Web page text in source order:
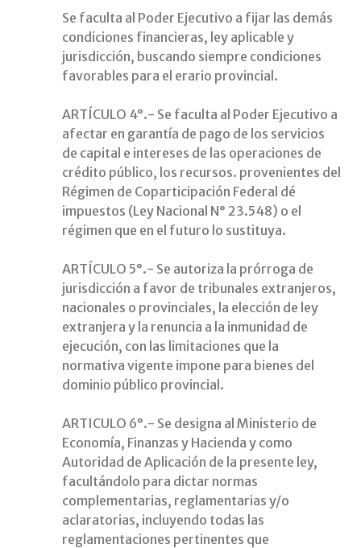
Se faculta al Poder Ejecutivo a fijar las demás
condiciones financieras, ley aplicable y
jurisdicción, buscando siempre condiciones
favorables para el erario provincial.
ARTÍCULO 4°.- Se faculta al Poder Ejecutivo a
afectar en garantía de pago de los servicios
de capital e intereses de las operaciones de
crédito público, los recursos. provenientes del
Régimen de Coparticipación Federal dé
impuestos (Ley Nacional N° 23.548) o el
régimen que en el futuro lo sustituya.
ARTÍCULO 5°.- Se autoriza la prórroga de
jurisdicción a favor de tribunales extranjeros,
nacionales o provinciales, la elección de ley
extranjera y la renuncia a la inmunidad de
ejecución, con las limitaciones que la
normativa vigente impone para bienes del
dominio público provincial.
ARTICULO 6°.- Se designa al Ministerio de
Economía, Finanzas y Hacienda y como
Autoridad de Aplicación de la presente ley,
facultándolo para dictar normas
complementarias, reglamentarias y/o
aclaratorias, incluyendo todas las
reglamentaciones pertinentes que